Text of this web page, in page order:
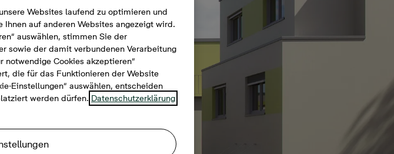
Websites laufend zu optimieren und
auf anderen Websites angezeigt wird.
auswählen, stimmen Sie der
sowie der damit verbundenen Verarbeitung
notwendige Cookies akzeptieren“
die für das Funktionieren der Website
Einstellungen“ auswählen, entscheiden
werden dürfen. Datenschutzerklärung